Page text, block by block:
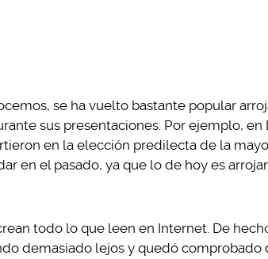
se ha vuelto bastante popular
sus presentaciones. Por ejemplo,
en la elección predilecta de la
en el pasado, ya que lo de hoy es
todo lo que leen en Internet. De
demasiado lejos y quedó comprobado